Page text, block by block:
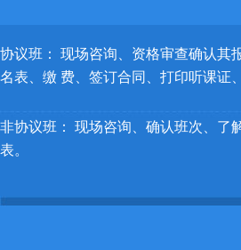
协议班： 现场咨询、资格审查确认其
名表、缴 费、签订合同、打印听课证
非协议班： 现场咨询、确认班次、了
表。